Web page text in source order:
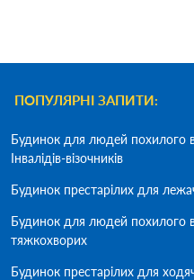
ПОПУЛЯРНІ ЗАПИТИ:
Будинок для людей похилого
Інвалідів-візочників
Будинок престарілих для
Будинок для людей похилого
тяжкохворих
Будинок престарілих для